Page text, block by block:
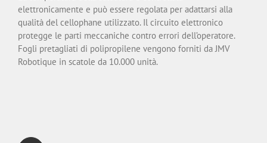
elettronicamente e può essere regolata per adattarsi alla
qualità del cellophane utilizzato. Il circuito elettronico
protegge le parti meccaniche contro errori dell’operatore.
Fogli pretagliati di polipropilene vengono forniti da JMV
Robotique in scatole da 10.000 unità.